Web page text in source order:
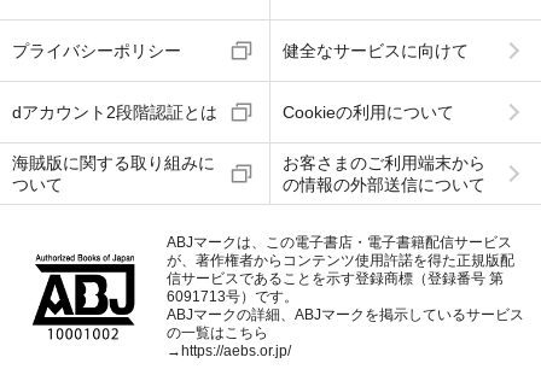
プライバシーポリシー 健全なサービスに向けて
dアカウント2段階認証とは Cookieの利用について
海賊版に関する取り組みに
ついて
お客さまのご利用端末から
の情報の外部送信について
ABJマークは、この電子書店・電子書籍配信サービス
が、著作権者からコンテンツ使用許諾を得た正規版配
信サービスであることを示す登録商標（登録番号 第
6091713号）です。
ABJマークの詳細、ABJマークを掲示しているサービス
の一覧はこちら
→https://aebs.or.jp/